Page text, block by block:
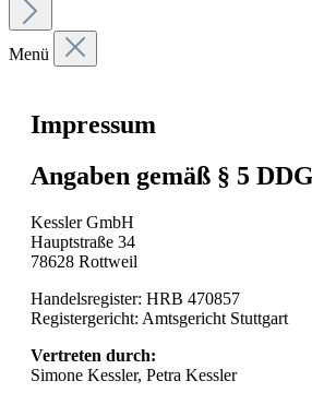
Menü
Impressum
Angaben gemäß § 5 DDG
Kessler GmbH
Hauptstraße 34
78628 Rottweil
Handelsregister: HRB 470857
Registergericht: Amtsgericht Stuttgart
Vertreten durch:
Simone Kessler, Petra Kessler